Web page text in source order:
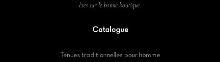
êtes sur le bonne boutique.
Catalogue
Tenues traditionnelles pour homme